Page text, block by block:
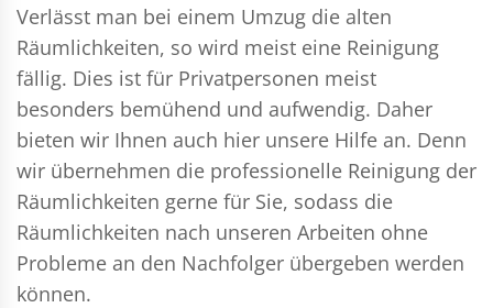
Verlässt man bei einem Umzug die alten
Räumlichkeiten, so wird meist eine Reinigung
fällig. Dies ist für Privatpersonen meist
besonders bemühend und aufwendig. Daher
bieten wir Ihnen auch hier unsere Hilfe an. Denn
wir übernehmen die professionelle Reinigung der
Räumlichkeiten gerne für Sie, sodass die
Räumlichkeiten nach unseren Arbeiten ohne
Probleme an den Nachfolger übergeben werden
können.